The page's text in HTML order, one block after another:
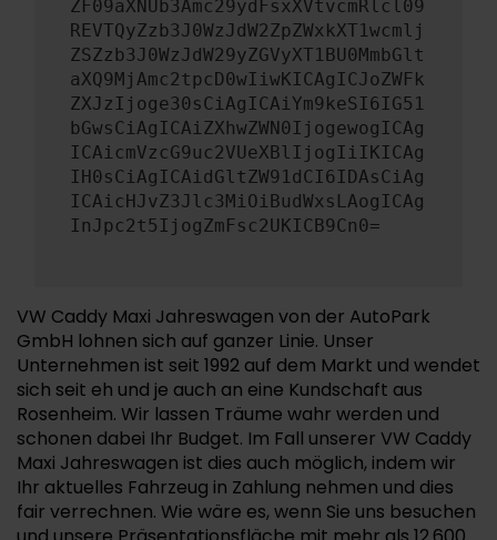
ZF09aXNUb3Amc29ydFsxXVtvcmRlcl09
REVTQyZzb3J0WzJdW2ZpZWxkXT1wcmlj
ZSZzb3J0WzJdW29yZGVyXT1BU0MmbGlt
aXQ9MjAmc2tpcD0wIiwKICAgICJoZWFk
ZXJzIjoge30sCiAgICAiYm9keSI6IG51
bGwsCiAgICAiZXhwZWN0IjogewogICAg
ICAicmVzcG9uc2VUeXBlIjogIiIKICAg
IH0sCiAgICAidGltZW91dCI6IDAsCiAg
ICAicHJvZ3Jlc3MiOiBudWxsLAogICAg
InJpc2t5IjogZmFsc2UKICB9Cn0=
VW Caddy Maxi Jahreswagen von der AutoPark
GmbH lohnen sich auf ganzer Linie. Unser
Unternehmen ist seit 1992 auf dem Markt und wendet
sich seit eh und je auch an eine Kundschaft aus
Rosenheim. Wir lassen Träume wahr werden und
schonen dabei Ihr Budget. Im Fall unserer VW Caddy
Maxi Jahreswagen ist dies auch möglich, indem wir
Ihr aktuelles Fahrzeug in Zahlung nehmen und dies
fair verrechnen. Wie wäre es, wenn Sie uns besuchen